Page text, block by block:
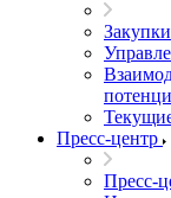
Закупки
Пресс-центр
Пресс-